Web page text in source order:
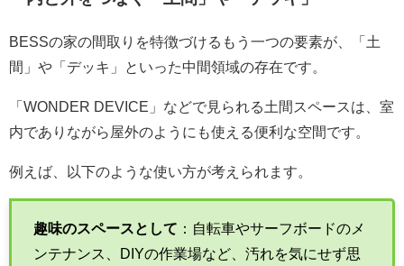
BESSの家の間取りを特徴づけるもう一つの要素が、「土
間」や「デッキ」といった中間領域の存在です。
「WONDER DEVICE」などで見られる土間スペースは、室
内でありながら屋外のようにも使える便利な空間です。
例えば、以下のような使い方が考えられます。
趣味のスペースとして ：自転車やサーフボードのメ
ンテナンス、DIYの作業場など、汚れを気にせず思